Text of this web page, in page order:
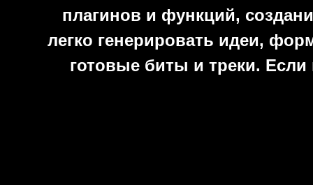
плагинов и функций,
легко генерировать идеи,
готовые биты и треки.